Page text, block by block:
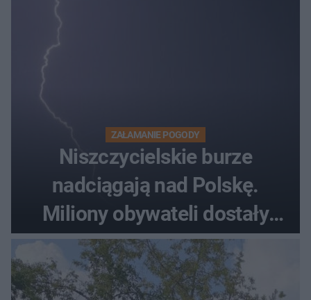
ZAŁAMANIE POGODY
Niszczycielskie burze
nadciągają nad Polskę.
Miliony obywateli dostały
wiadomości z pilnym
ostrzeżeniem